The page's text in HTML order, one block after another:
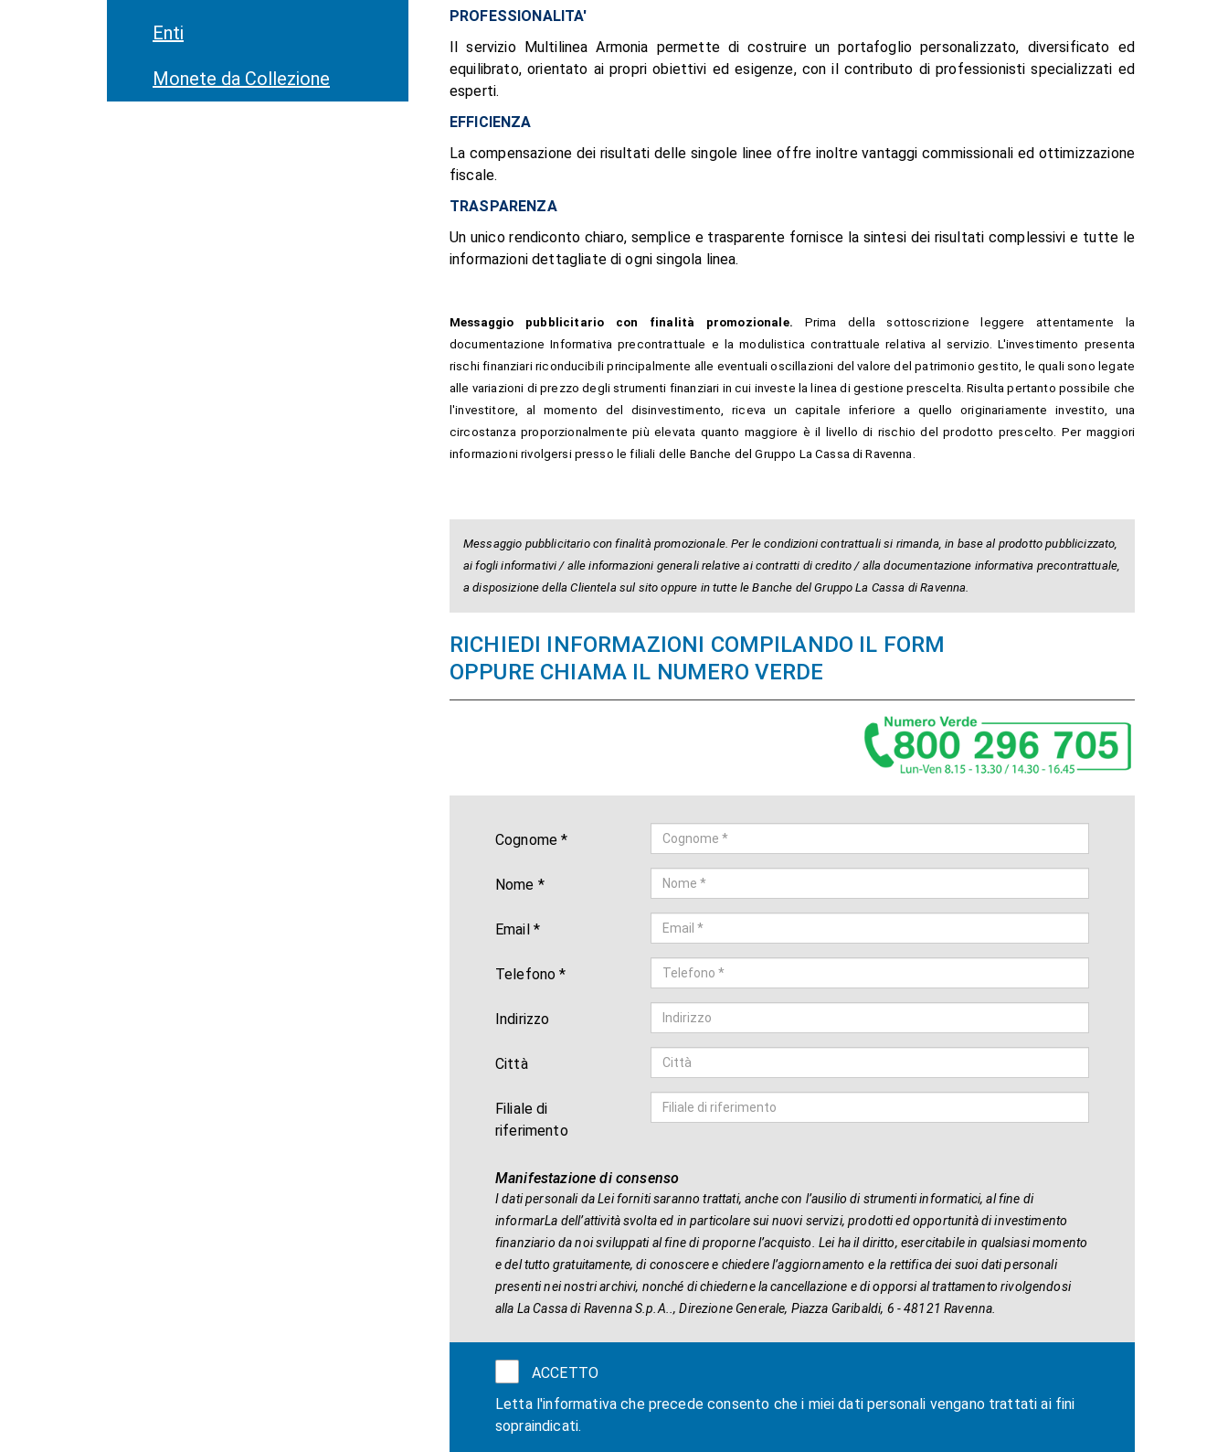
Enti
Monete da Collezione
PROFESSIONALITA'
Il servizio Multilinea Armonia permette di costruire un portafoglio personalizzato, diversificato ed
equilibrato, orientato ai propri obiettivi ed esigenze, con il contributo di professionisti specializzati ed
esperti.
EFFICIENZA
La compensazione dei risultati delle singole linee offre inoltre vantaggi commissionali ed ottimizzazione
fiscale.
TRASPARENZA
Un unico rendiconto chiaro, semplice e trasparente fornisce la sintesi dei risultati complessivi e tutte le
informazioni dettagliate di ogni singola linea.
Messaggio pubblicitario con finalità promozionale. Prima della sottoscrizione leggere attentamente la
documentazione Informativa precontrattuale e la modulistica contrattuale relativa al servizio. L'investimento presenta
rischi finanziari riconducibili principalmente alle eventuali oscillazioni del valore del patrimonio gestito, le quali sono legate
alle variazioni di prezzo degli strumenti finanziari in cui investe la linea di gestione prescelta. Risulta pertanto possibile che
l'investitore, al momento del disinvestimento, riceva un capitale inferiore a quello originariamente investito, una
circostanza proporzionalmente più elevata quanto maggiore è il livello di rischio del prodotto prescelto. Per maggiori
informazioni rivolgersi presso le filiali delle Banche del Gruppo La Cassa di Ravenna.
Messaggio pubblicitario con finalità promozionale. Per le condizioni contrattuali si rimanda, in base al prodotto pubblicizzato,
ai fogli informativi / alle informazioni generali relative ai contratti di credito / alla documentazione informativa precontrattuale,
a disposizione della Clientela sul sito oppure in tutte le Banche del Gruppo La Cassa di Ravenna.
RICHIEDI INFORMAZIONI COMPILANDO IL FORM
OPPURE CHIAMA IL NUMERO VERDE
Cognome *
Nome *
Email *
Telefono *
Indirizzo
Città
Filiale di
riferimento
Manifestazione di consenso
I dati personali da Lei forniti saranno trattati, anche con l’ausilio di strumenti informatici, al fine di
informarLa dell’attività svolta ed in particolare sui nuovi servizi, prodotti ed opportunità di investimento
finanziario da noi sviluppati al fine di proporne l’acquisto. Lei ha il diritto, esercitabile in qualsiasi momento
e del tutto gratuitamente, di conoscere e chiedere l’aggiornamento e la rettifica dei suoi dati personali
presenti nei nostri archivi, nonché di chiederne la cancellazione e di opporsi al trattamento rivolgendosi
alla La Cassa di Ravenna S.p.A.., Direzione Generale, Piazza Garibaldi, 6 - 48121 Ravenna.
ACCETTO
Letta l'informativa che precede consento che i miei dati personali vengano trattati ai fini
sopraindicati.